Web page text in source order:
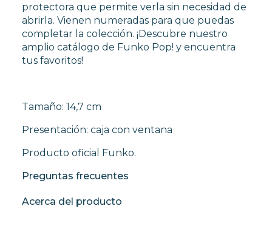
protectora que permite verla sin necesidad de
abrirla. Vienen numeradas para que puedas
completar la colección. ¡Descubre nuestro
amplio catálogo de Funko Pop! y encuentra
tus favoritos!
Tamaño: 14,7 cm
Presentación: caja con ventana
Producto oficial Funko.
Preguntas frecuentes
Acerca del producto